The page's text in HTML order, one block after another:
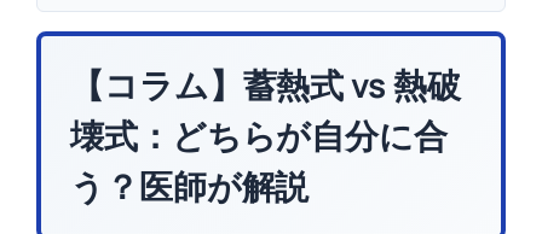
【コラム】蓄熱式 vs 熱破
壊式：どちらが自分に合
う？医師が解説